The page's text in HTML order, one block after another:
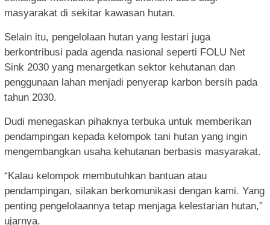
masyarakat di sekitar kawasan hutan.
Selain itu, pengelolaan hutan yang lestari juga
berkontribusi pada agenda nasional seperti FOLU Net
Sink 2030 yang menargetkan sektor kehutanan dan
penggunaan lahan menjadi penyerap karbon bersih pada
tahun 2030.
Dudi menegaskan pihaknya terbuka untuk memberikan
pendampingan kepada kelompok tani hutan yang ingin
mengembangkan usaha kehutanan berbasis masyarakat.
“Kalau kelompok membutuhkan bantuan atau
pendampingan, silakan berkomunikasi dengan kami. Yang
penting pengelolaannya tetap menjaga kelestarian hutan,”
ujarnya.